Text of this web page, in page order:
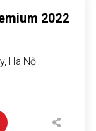
2022
Hà Nội